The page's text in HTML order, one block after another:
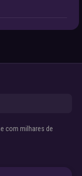
com milhares de